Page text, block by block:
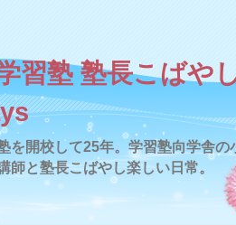
習塾 塾長こばや
を開校して25年。学習塾向学舎の
師と塾長こばやし楽しい日常。